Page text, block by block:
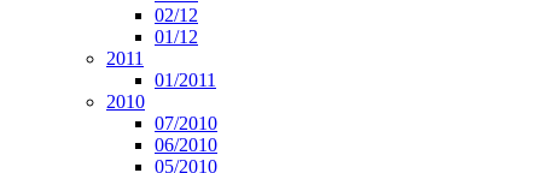
02/12
01/12
2011
01/2011
2010
07/2010
06/2010
05/2010